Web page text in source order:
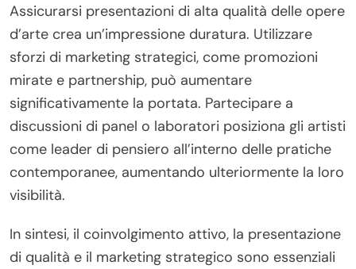
Assicurarsi presentazioni di alta qualità delle opere
d’arte crea un’impressione duratura. Utilizzare
sforzi di marketing strategici, come promozioni
mirate e partnership, può aumentare
significativamente la portata. Partecipare a
discussioni di panel o laboratori posiziona gli artisti
come leader di pensiero all’interno delle pratiche
contemporanee, aumentando ulteriormente la loro
visibilità.
In sintesi, il coinvolgimento attivo, la presentazione
di qualità e il marketing strategico sono essenziali